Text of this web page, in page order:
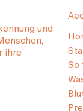
und
ihre
So